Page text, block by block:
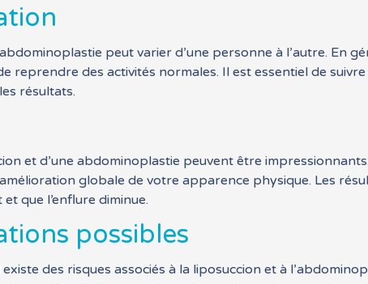
peut varier d’une personne à l’autre. En
reprendre des activités normales. Il est essentiel de
résultats.
et d’une abdominoplastie peuvent être
globale de votre apparence physique. Les
que l’enflure diminue.
possibles
des risques associés à la liposuccion et à